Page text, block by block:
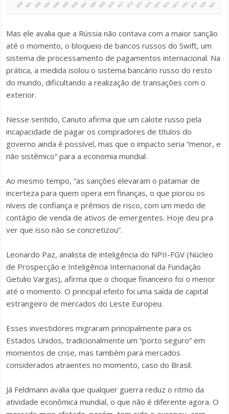
Mas ele avalia que a Rússia não contava com a maior sanção
até o momento, o bloqueio de bancos russos do Swift, um
sistema de processamento de pagamentos internacional. Na
prática, a medida isolou o sistema bancário russo do resto
do mundo, dificultando a realização de transações com o
exterior.
Nesse sentido, Canuto afirma que um calote russo pela
incapacidade de pagar os compradores de títulos do
governo ainda é possível, mas que o impacto seria “menor, e
não sistêmico” para a economia mundial.
Ao mesmo tempo, “as sanções elevaram o patamar de
incerteza para quem opera em finanças, o que piorou os
níveis de confiança e prêmios de risco, com um medo de
contágio de venda de ativos de emergentes. Hoje deu pra
ver que isso não se concretizou”.
Leonardo Paz, analista de inteligência do NPII-FGV (Núcleo
de Prospecção e Inteligência Internacional da Fundação
Getulio Vargas), afirma que o choque financeiro foi o menor
até o momento. O principal efeito foi uma saída de capital
estrangeiro de mercados do Leste Europeu.
Esses investidores migraram principalmente para os
Estados Unidos, tradicionalmente um “porto seguro” em
momentos de crise, mas também para mercados
considerados atraentes no momento, caso do Brasil.
Já Feldmann avalia que qualquer guerra reduz o ritmo da
atividade econômica mundial, o que não é diferente agora. O